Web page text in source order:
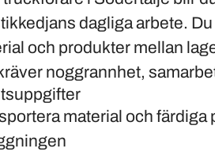
dagliga arbete.
och produkter mellan
noggrannhet,
material och